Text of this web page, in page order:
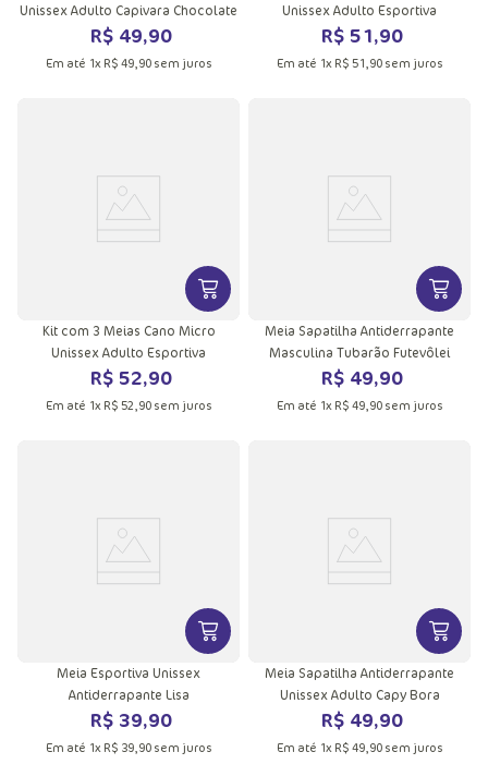
Unissex Adulto Capivara Chocolate
R$ 49,90
Em até 1x R$ 49,90sem juros
Unissex Adulto Esportiva
R$ 51,90
Em até 1x R$ 51,90sem juros
VER MAIS INFORMAÇÕES DO
Kit com 3 Meias Cano Micro
Unissex Adulto Esportiva
R$ 52,90
Em até 1x R$ 52,90sem juros
VER
Meia Sapatilha Antiderrapante
Masculina Tubarão Futevôlei
R$ 49,90
Em até 1x R$ 49,90sem juros
VER MAIS INFORMAÇÕES DO
Meia Esportiva Unissex
Antiderrapante Lisa
R$ 39,90
Em até 1x R$ 39,90sem juros
VER
Meia Sapatilha Antiderrapante
Unissex Adulto Capy Bora
R$ 49,90
Em até 1x R$ 49,90sem juros